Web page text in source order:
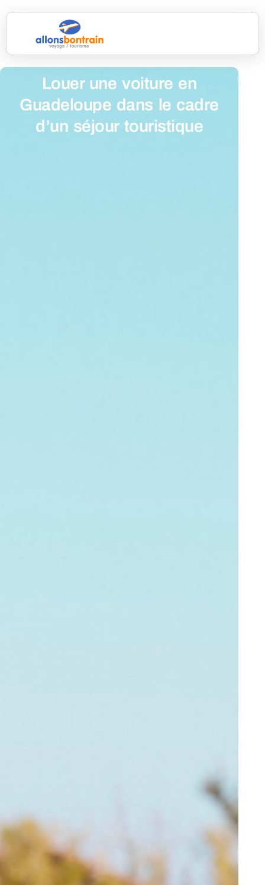
Louer une voiture en
Guadeloupe dans le cadre
d’un séjour touristique